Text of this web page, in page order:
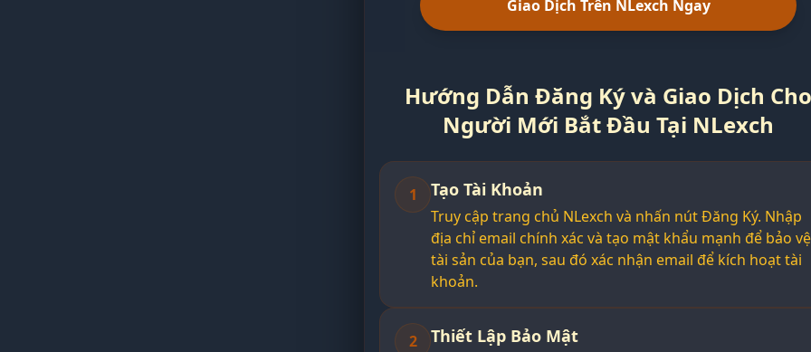
Giao Dịch Trên NLexch Ngay
Hướng Dẫn Đăng Ký và Giao Dịch Cho
Người Mới Bắt Đầu Tại NLexch
1 Tạo Tài Khoản
Truy cập trang chủ NLexch và nhấn nút Đăng Ký. Nhập
địa chỉ email chính xác và tạo mật khẩu mạnh để bảo vệ
tài sản của bạn, sau đó xác nhận email để kích hoạt tài
khoản.
2 Thiết Lập Bảo Mật